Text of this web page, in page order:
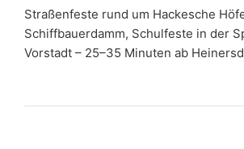
Straßenfeste rund um Hackesche
Schiffbauerdamm, Schulfeste in der
Vorstadt – 25–35 Minuten ab